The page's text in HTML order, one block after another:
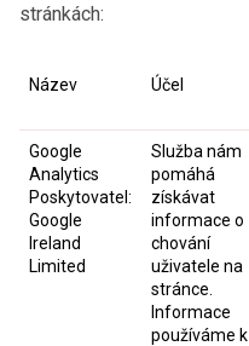
stránkách:
Název Účel
Google
Analytics
Poskytovatel:
Google
Ireland
Limited
Služba nám
pomáhá
získávat
informace o
chování
uživatele na
stránce.
Informace
používáme k